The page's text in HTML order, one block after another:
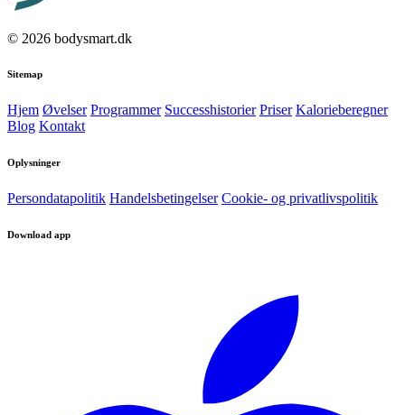
© 2026 bodysmart.dk
Sitemap
Hjem Øvelser Programmer Successhistorier Priser Kalorieberegner
Blog Kontakt
Oplysninger
Persondatapolitik Handelsbetingelser Cookie- og privatlivspolitik
Download app